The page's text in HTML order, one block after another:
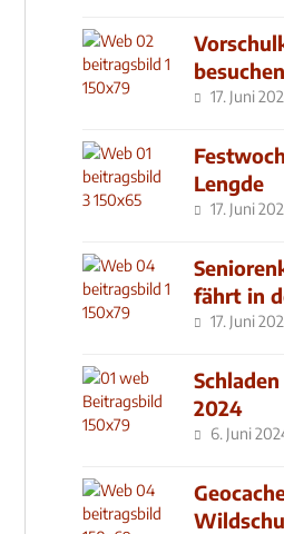
Klinik
17. Juni
Lengde
17. Juni
fährt in
17. Juni
2024
6. Juni